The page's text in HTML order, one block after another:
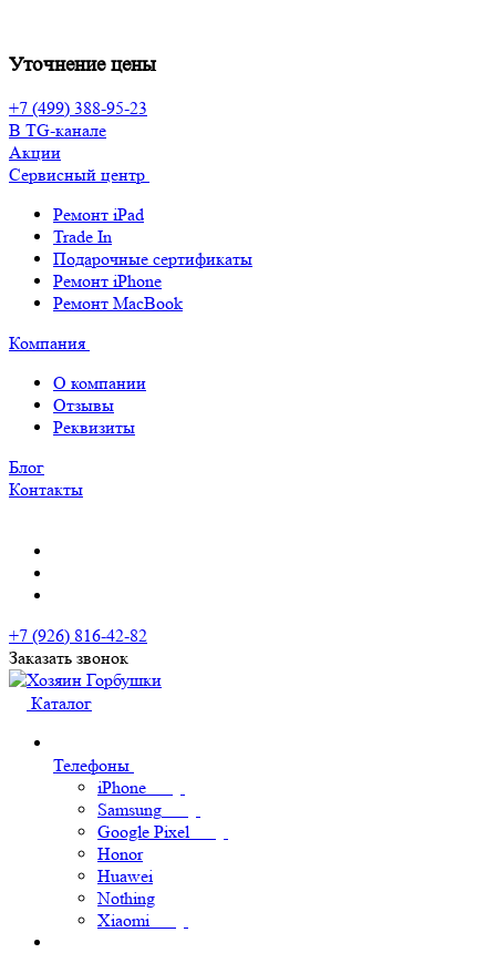
Уточнение цены
+7 (499) 388-95-23
В TG-канале
Акции
Сервисный центр
Ремонт iPad
Trade In
Подарочные сертификаты
Ремонт iPhone
Ремонт MacBook
Компания
О компании
Отзывы
Реквизиты
Блог
Контакты
+7 (926) 816-42-82
Заказать звонок
Каталог
Телефоны
iPhone
Samsung
Google Pixel
Honor
Huawei
Nothing
Xiaomi